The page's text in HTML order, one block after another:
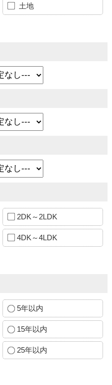
土地
2DK～2LDK
4DK～4LDK
5年以内
15年以内
25年以内